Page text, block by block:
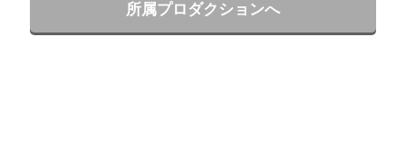
所属プロダクションへ